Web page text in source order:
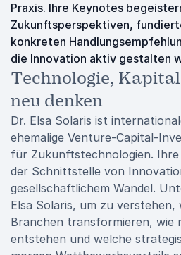
Praxis. Ihre Keynotes
Zukunftsperspektiven,
konkreten
die Innovation aktiv gestalten
Technologie,
neu denken
Dr. Elsa Solaris ist
ehemalige Venture-Capital-
für Zukunftstechnologien.
der Schnittstelle von
gesellschaftlichem Wandel.
Elsa Solaris, um zu verstehen,
Branchen transformieren, wie
entstehen und welche